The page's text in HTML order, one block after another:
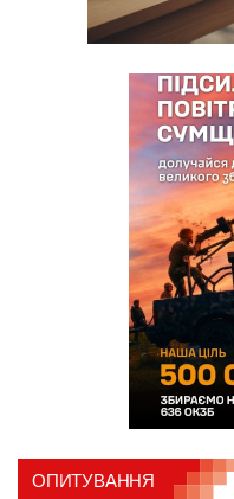
ОПИТУВАННЯ